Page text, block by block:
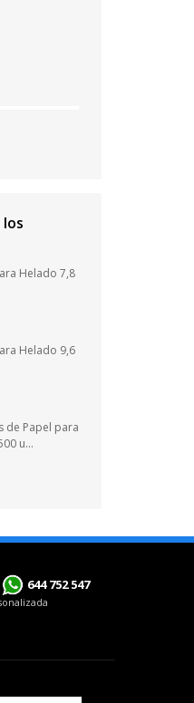
Helado 7,8
Helado 9,6
de Papel para
u...
644 752 547